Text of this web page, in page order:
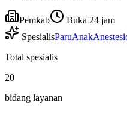
Pemkab
Buka 24 jam
SpesialisParuAnak
Total spesialis
20
bidang layanan